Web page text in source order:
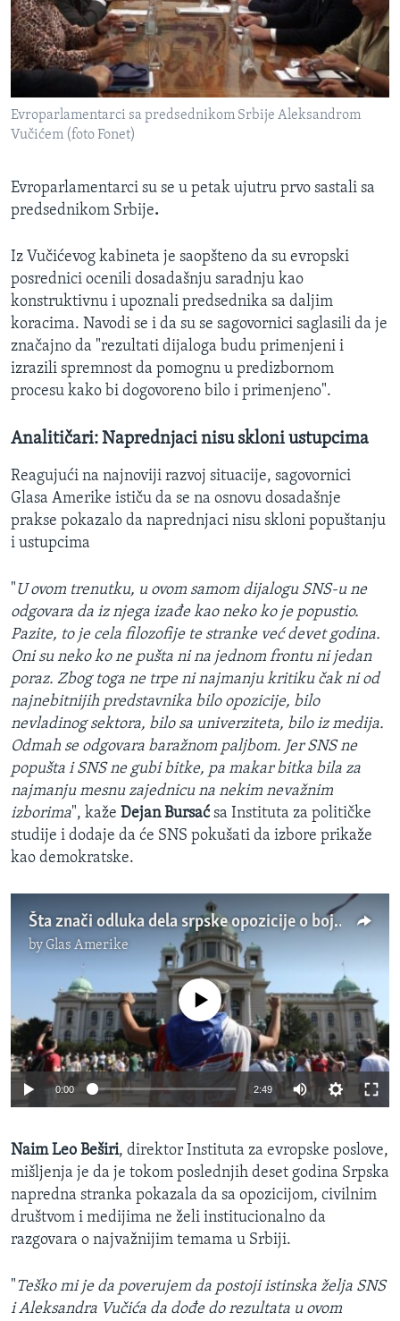
Evroparlamentarci sa predsednikom Srbije Aleksandrom
Vučićem (foto Fonet)
Evroparlamentarci su se u petak ujutru prvo sastali sa
predsednikom Srbije.
Iz Vučićevog kabineta je saopšteno da su evropski
posrednici ocenili dosadašnju saradnju kao
konstruktivnu i upoznali predsednika sa daljim
koracima. Navodi se i da su se sagovornici saglasili da je
značajno da "rezultati dijaloga budu primenjeni i
izrazili spremnost da pomognu u predizbornom
procesu kako bi dogovoreno bilo i primenjeno".
Analitičari: Naprednjaci nisu skloni ustupcima
Reagujući na najnoviji razvoj situacije, sagovornici
Glasa Amerike ističu da se na osnovu dosadašnje
prakse pokazalo da naprednjaci nisu skloni popuštanju
i ustupcima
"U ovom trenutku, u ovom samom dijalogu SNS-u ne
odgovara da iz njega izađe kao neko ko je popustio.
Pazite, to je cela filozofije te stranke već devet godina.
Oni su neko ko ne pušta ni na jednom frontu ni jedan
poraz. Zbog toga ne trpe ni najmanju kritiku čak ni od
najnebitnijih predstavnika bilo opozicije, bilo
nevladinog sektora, bilo sa univerziteta, bilo iz medija.
Odmah se odgovara baražnom paljbom. Jer SNS ne
popušta i SNS ne gubi bitke, pa makar bitka bila za
najmanju mesnu zajednicu na nekim nevažnim
izborima", kaže Dejan Bursaćsa Instituta za političke
studije i dodaje da će SNS pokušati da izbore prikaže
kao demokratske.
Šta znači odluka dela srpske opozicije o bojkotu dijaloga?
by Glas Amerike
No media source currently available
0:00 2:49
Naim Leo Beširi, direktor Instituta za evropske poslove,
mišljenja je da je tokom poslednjih deset godina Srpska
napredna stranka pokazala da sa opozicijom, civilnim
društvom i medijima ne želi institucionalno da
razgovara o najvažnijim temama u Srbiji.
"Teško mi je da poverujem da postoji istinska želja SNS
i Aleksandra Vučića da dođe do rezultata u ovom